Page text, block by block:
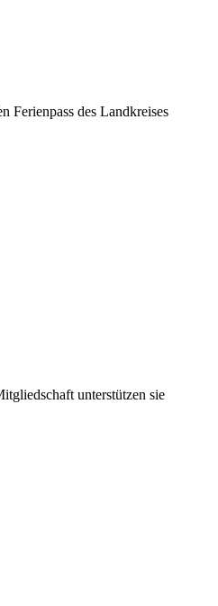
Ferienpass des Landkreises
unterstützen sie